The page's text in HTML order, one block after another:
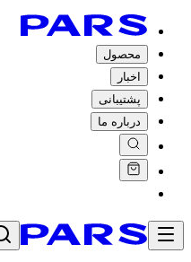
محصول
اخبار
پشتیبانی
درباره ما